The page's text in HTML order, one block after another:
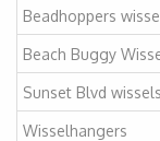
Beadhoppers
Beach Buggy
Sunset Blvd
Wisselhangers